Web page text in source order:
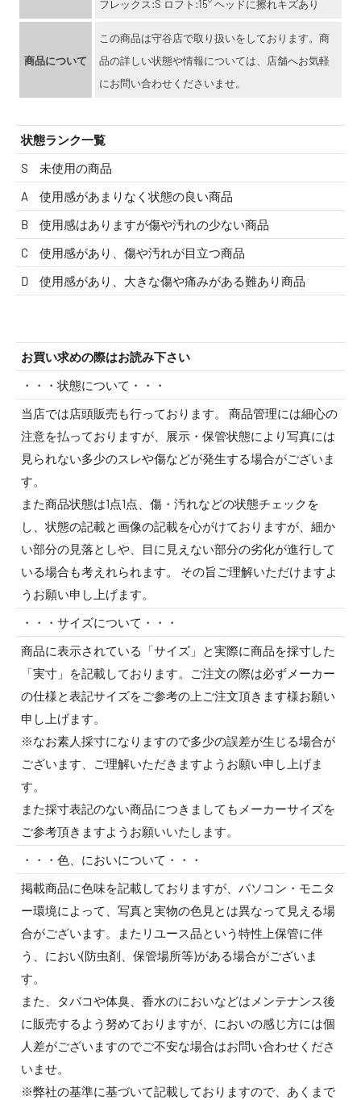
フレックス:S ロフト:15° ヘッドに擦れキズあり
商品について
この商品は守谷店で取り扱いをしております。商
品の詳しい状態や情報については、店舗へお気軽
にお問い合わせくださいませ。
状態ランク一覧
S
未使用の商品
A
使用感があまりなく状態の良い商品
B
使用感はありますが傷や汚れの少ない商品
C
使用感があり、傷や汚れが目立つ商品
D
使用感があり、大きな傷や痛みがある難あり商品
お買い求めの際はお読み下さい
・・・状態について・・・
当店では店頭販売も行っております。 商品管理には細心の
注意を払っておりますが、展示・保管状態により写真には
見られない多少のスレや傷などが発生する場合がございま
す。
また商品状態は1点1点、傷・汚れなどの状態チェックを
し、状態の記載と画像の記載を心がけておりますが、細か
い部分の見落としや、目に見えない部分の劣化が進行して
いる場合も考えれられます。 その旨ご理解いただけますよ
うお願い申し上げます。
・・・サイズについて・・・
商品に表示されている「サイズ」と実際に商品を採寸した
「実寸」を記載しております。ご注文の際は必ずメーカー
の仕様と表記サイズをご参考の上ご注文頂きます様お願い
申し上げます。
※なお素人採寸になりますので多少の誤差が生じる場合が
ございます、ご理解いただきますようお願い申し上げま
す。
また採寸表記のない商品につきましてもメーカーサイズを
ご参考頂きますようお願いいたします。
・・・色、においについて・・・
掲載商品に色味を記載しておりますが、パソコン・モニタ
ー環境によって、写真と実物の色見とは異なって見える場
合がございます。またリユース品という特性上保管に伴
う、におい(防虫剤、保管場所等)がある場合がございま
す。
また、タバコや体臭、香水のにおいなどはメンテナンス後
に販売するよう努めておりますが、においの感じ方には個
人差がございますのでご不安な場合はお問い合わせくださ
いませ。
※弊社の基準に基づいて記載しておりますので、あくまで